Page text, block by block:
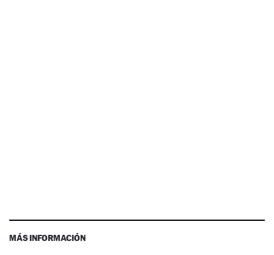
MÁS INFORMACIÓN